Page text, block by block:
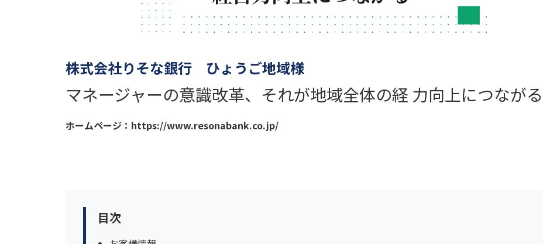
株式会社りそな銀行 ひょうご地域様
マネージャーの意識改革、それが地域全体の経 力向上につながる
ホームページ：https://www.resonabank.co.jp/
目次